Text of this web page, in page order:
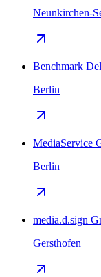
Neunkirchen-
Benchmark
Berlin
MediaService
Berlin
media.d.sign
Gersthofen